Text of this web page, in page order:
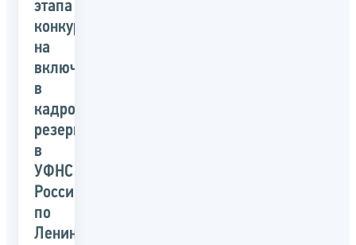
этапа
конкурса
на
включение
в
кадровый
резерв
в
УФНС
России
по
Ленинградской